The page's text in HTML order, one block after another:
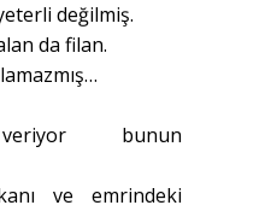
değilmiş.
da filan.
bunun
ve emrindeki